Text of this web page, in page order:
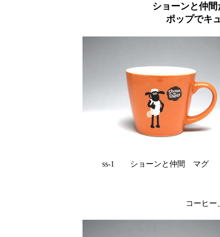
ショーンと仲
ポップでキ
ss-1 ショーンと仲間 マ
コーヒー